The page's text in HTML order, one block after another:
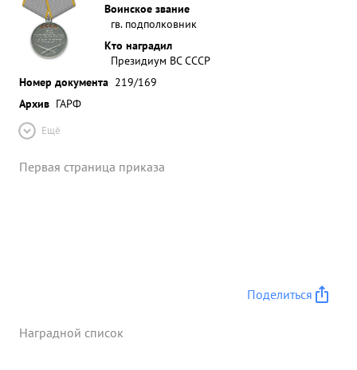
Воинское звание
гв. подполковник
Кто наградил
Президиум ВС СССР
Номер документа 219/169
Архив ГАРФ
Ещё
Первая страница приказа
Поделиться
Наградной список